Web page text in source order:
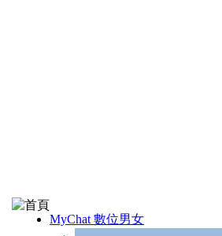
MyChat 數位男女